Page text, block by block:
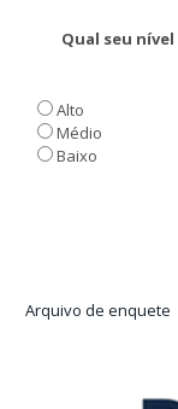
Qual seu
Alto
Médio
Baixo
Arquivo de enquete